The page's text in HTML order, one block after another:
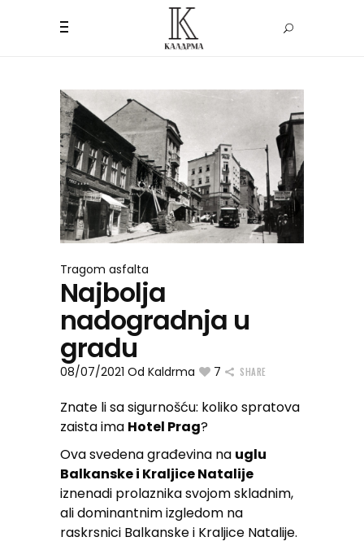
Tragom asfalta
Najbolja
nadogradnja u
gradu
08/07/2021 Od Kaldrma 7 SHARE
Znate li sa sigurnošću: koliko spratova
zaista ima Hotel Prag?
Ova svedena građevina na uglu
Balkanske i Kraljice Natalije
iznenadi prolaznika svojom skladnim,
ali dominantnim izgledom na
raskrsnici Balkanske i Kraljice Natalije.